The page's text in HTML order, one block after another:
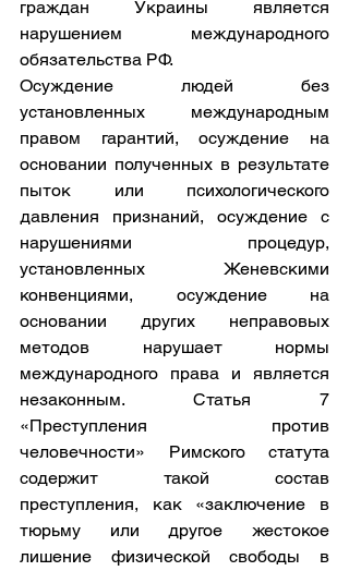
граждан Украины является
нарушением международного
обязательства РФ.
Осуждение людей без
установленных международным
правом гарантий, осуждение на
основании полученных в результате
пыток или психологического
давления признаний, осуждение с
нарушениями процедур,
установленных Женевскими
конвенциями, осуждение на
основании других неправовых
методов нарушает нормы
международного права и является
незаконным. Статья 7
«Преступления против
человечности» Римского статута
содержит такой состав
преступления, как «заключение в
тюрьму или другое жестокое
лишение физической свободы в